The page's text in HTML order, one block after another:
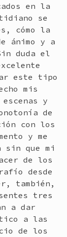
en la
se
cómo la
ánimo y a
duda el
este tipo
mis
y
de
con los
y me
sin que mi
de los
desde
también,
tres
a dar
a las
de los